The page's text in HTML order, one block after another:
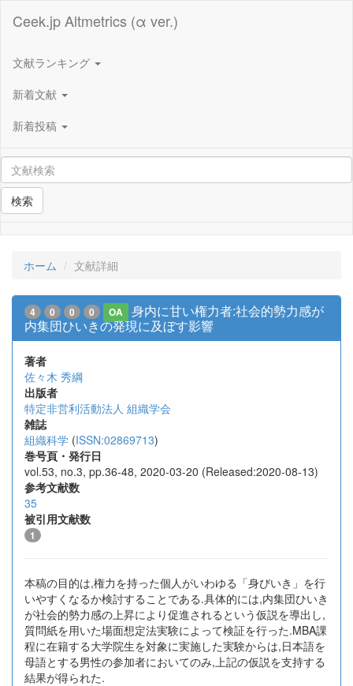
Ceek.jp Altmetrics (α ver.)
文献ランキング
新着文献
新着投稿
検索
ホーム 文献詳細
4 0 0 0 OA
身内に甘い権力者:社会的勢力感が
内集団ひいきの発現に及ぼす影響
著者
佐々木 秀綱
出版者
特定非営利活動法人 組織学会
雑誌
組織科学 (ISSN:02869713)
巻号頁・発行日
vol.53, no.3, pp.36-48, 2020-03-20 (Released:2020-08-13)
参考文献数
35
被引用文献数
1
本稿の目的は,権力を持った個人がいわゆる「身びいき」を行
いやすくなるか検討することである.具体的には,内集団ひいき
が社会的勢力感の上昇により促進されるという仮説を導出し,
質問紙を用いた場面想定法実験によって検証を行った.MBA課
程に在籍する大学院生を対象に実施した実験からは,日本語を
母語とする男性の参加者においてのみ,上記の仮説を支持する
結果が得られた.